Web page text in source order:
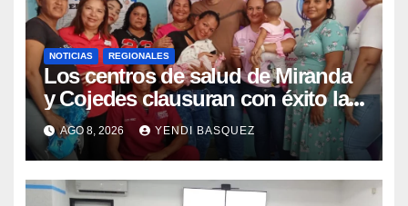
NOTICIAS REGIONALES
Los centros de salud de Miranda
y Cojedes clausuran con éxito la
Semana Mundial de la Lactancia
Materna
AGO 8, 2026 YENDI BASQUEZ